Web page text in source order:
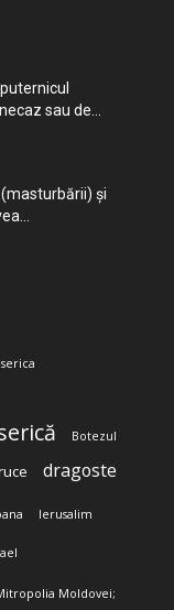
sau de...
şi
Botezul
dragoste
Ierusalim
Moldovei;